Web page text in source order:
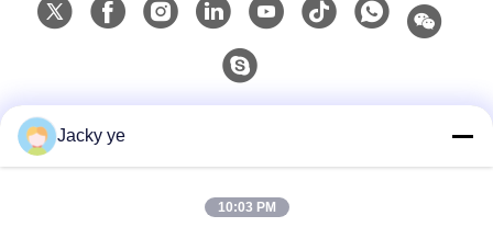
0086-15967190727
Jacky ye
10:03 PM